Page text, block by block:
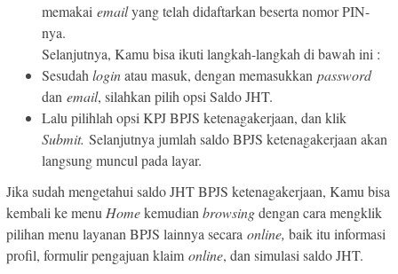
memakai emailyang telah didaftarkan beserta nomor PIN-
nya.
Selanjutnya, Kamu bisa ikuti langkah-langkah di bawah ini :
Sesudah loginatau masuk, dengan memasukkan password
dan email, silahkan pilih opsi Saldo JHT.
Lalu pilihlah opsi KPJ BPJS ketenagakerjaan, dan klik
Submit. Selanjutnya jumlah saldo BPJS ketenagakerjaan akan
langsung muncul pada layar.
Jika sudah mengetahui saldo JHT BPJS ketenagakerjaan, Kamu bisa
kembali ke menu Homekemudian browsingdengan cara mengklik
pilihan menu layanan BPJS lainnya secara online, baik itu informasi
profil, formulir pengajuan klaim online, dan simulasi saldo JHT.